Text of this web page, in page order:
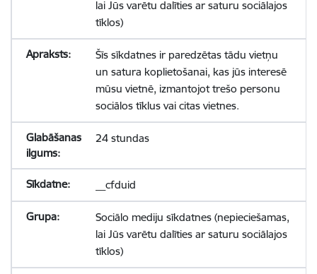
lai Jūs varētu dalīties ar saturu sociālajos
tīklos)
Šīs sīkdatnes ir paredzētas tādu vietņu
un satura koplietošanai, kas jūs interesē
mūsu vietnē, izmantojot trešo personu
sociālos tīklus vai citas vietnes.
24 stundas
__cfduid
Sociālo mediju sīkdatnes (nepieciešamas,
lai Jūs varētu dalīties ar saturu sociālajos
tīklos)